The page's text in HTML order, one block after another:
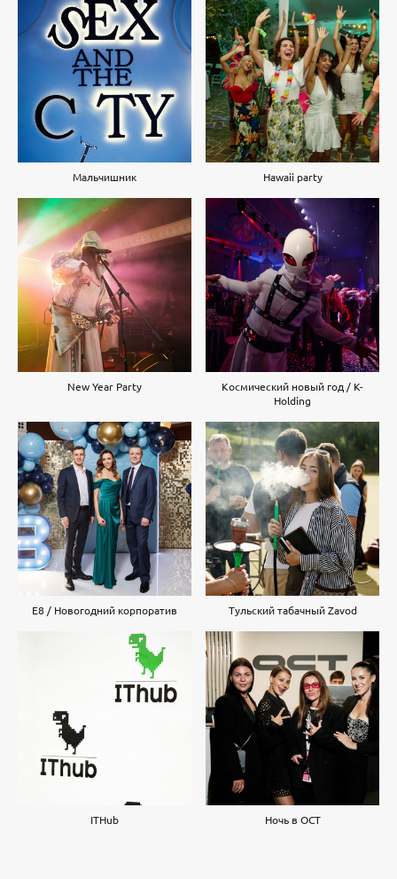
Мальчишник Hawaii party
New Year Party
Космический новый год / K-
Holding
E8 / Новогодний корпоратив Тульский табачный Zavod
ITHub Ночь в ОСТ